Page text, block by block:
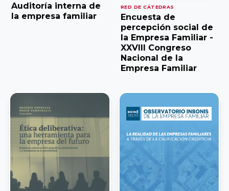
Empresariales,
Universidad de
Granada
Cátedra
de Empresa
Familiar
Católica de
Murcia
(UCAM)
Associació
Catalana de
l’Empresa
Familiar
Empresa
Valladolid
EFCL
Asociación
Auditoría interna de
la empresa familiar
RED DE CÁTEDRAS
Encuesta de
percepción social de
la Empresa Familiar -
XXVIII Congreso
Nacional de la
Empresa Familiar